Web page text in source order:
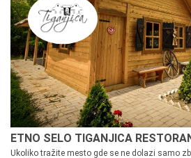
ETNO SELO TIGANJICA
Ukoliko tražite mesto gde se ne dolazi samo